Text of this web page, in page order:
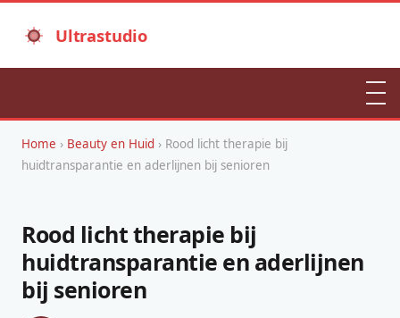
Ultrastudio
Home › Beauty en Huid › Rood licht therapie bij
huidtransparantie en aderlijnen bij senioren
Rood licht therapie bij
huidtransparantie en aderlijnen
bij senioren